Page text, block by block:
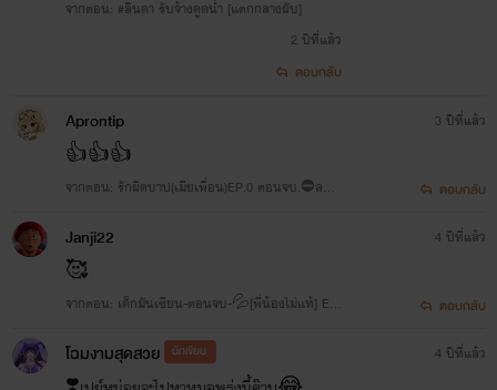
จากตอน: #ลินดา รับจ้างดูดน้ำ [แตกกลางผับ]
2 ปีที่แล้ว
ตอบกลับ
Aprontip
👍👍👍
จากตอน: รักผิดบาป(เมียเพื่อน)EP.0 ตอนจบ.⛔ลอง
3 ปีที่แล้ว
ตอบกลับ
Janji22
🥰
จากตอน: เด็กมันเซียน-ตอนจบ-💦[พี่น้องไม่แท้] Ep.
4 ปีที่แล้ว
ตอบกลับ
โฉมงามสุดสวย นักเขียน 4 ปีที่แล้ว